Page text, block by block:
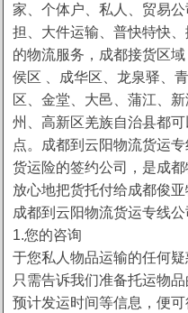
家、个体户、私人、贸易
担、大件运输、普快特快
的物流服务，成都接货区
侯区 、成华区、龙泉驿、
区、金堂、大邑、蒲江、
州、高新区羌族自治县都
点。成都到云阳物流货运
货运险的签约公司，是成
放心地把货托付给成都俊亚
成都到云阳物流货运专线公
1.您的咨询
于您私人物品运输的任何
只需告诉我们准备托运物
预计发运时间等信息，便